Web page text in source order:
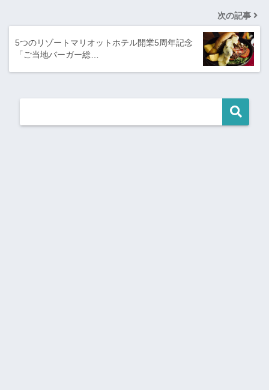
次の記事
5つのリゾートマリオットホテル開業5周年記念
「ご当地バーガー総…